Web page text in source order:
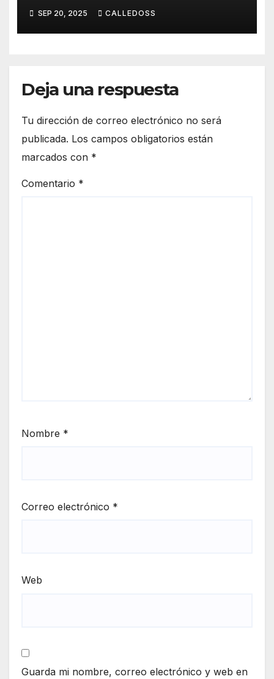
SEP 20, 2025 CALLEDOSS
Deja una respuesta
Tu dirección de correo electrónico no será
publicada. Los campos obligatorios están
marcados con *
Comentario *
Nombre *
Correo electrónico *
Web
Guarda mi nombre, correo electrónico y web en